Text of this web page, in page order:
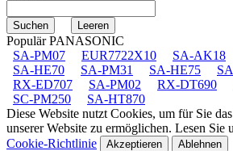
Populär PANASONIC
SA-PM07
EUR7722X10 SA-AK18
SA-HE70
SA-PM31 SA-HE75
RX-ED707
SA-PM02 RX-DT690
SC-PM250
SA-HT870
Diese Website nutzt Cookies, um für Sie
unserer Website zu ermöglichen. Lesen Sie
Cookie-Richtlinie
Akzeptieren Ablehnen